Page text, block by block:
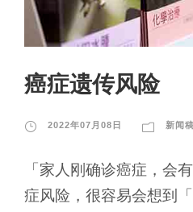
癌症遗传风险
2022年07月08日 新闻稿
「家人刚确诊癌症，会
症风险，很容易会想到